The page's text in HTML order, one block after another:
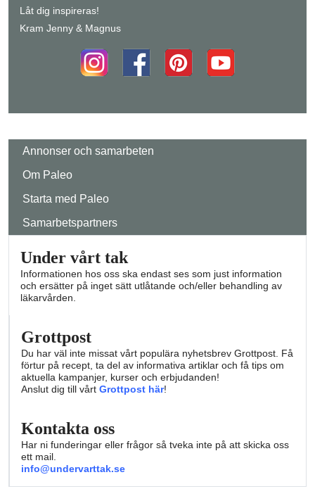
Låt dig inspireras!
Kram Jenny & Magnus
Annonser och samarbeten
Om Paleo
Starta med Paleo
Samarbetspartners
Under vårt tak
Informationen hos oss ska endast ses som just information
och ersätter på inget sätt utlåtande och/eller behandling av
läkarvården.
Grottpost
Du har väl inte missat vårt populära nyhetsbrev Grottpost. Få
förtur på recept, ta del av informativa artiklar och få tips om
aktuella kampanjer, kurser och erbjudanden!
Anslut dig till vårt Grottpost här!
Kontakta oss
Har ni funderingar eller frågor så tveka inte på att skicka oss
ett mail.
info@undervarttak.se